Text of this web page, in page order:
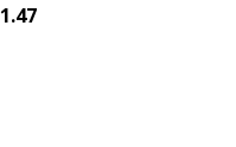
1.47 مليون تقييم